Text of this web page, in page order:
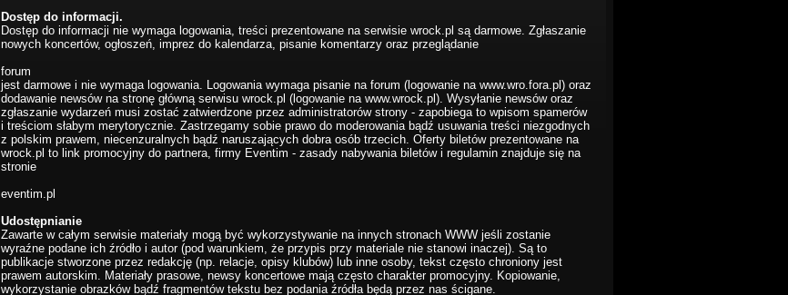
Dostęp do informacji.
Dostęp do informacji nie wymaga logowania, treści prezentowane na serwisie wrock.pl są darmowe. Zgłaszanie
nowych koncertów, ogłoszeń, imprez do kalendarza, pisanie komentarzy oraz przeglądanie
forum
jest darmowe i nie wymaga logowania. Logowania wymaga pisanie na forum (logowanie na www.wro.fora.pl) oraz
dodawanie newsów na stronę główną serwisu wrock.pl (logowanie na www.wrock.pl). Wysyłanie newsów oraz
zgłaszanie wydarzeń musi zostać zatwierdzone przez administratorów strony - zapobiega to wpisom spamerów
i treściom słabym merytorycznie. Zastrzegamy sobie prawo do moderowania bądź usuwania treści niezgodnych
z polskim prawem, niecenzuralnych bądź naruszających dobra osób trzecich. Oferty biletów prezentowane na
wrock.pl to link promocyjny do partnera, firmy Eventim - zasady nabywania biletów i regulamin znajduje się na
stronie
eventim.pl
Udostępnianie
Zawarte w całym serwisie materiały mogą być wykorzystywanie na innych stronach WWW jeśli zostanie
wyraźne podane ich źródło i autor (pod warunkiem, że przypis przy materiale nie stanowi inaczej). Są to
publikacje stworzone przez redakcję (np. relacje, opisy klubów) lub inne osoby, tekst często chroniony jest
prawem autorskim. Materiały prasowe, newsy koncertowe mają często charakter promocyjny. Kopiowanie,
wykorzystanie obrazków bądź fragmentów tekstu bez podania źródła będą przez nas ścigane.